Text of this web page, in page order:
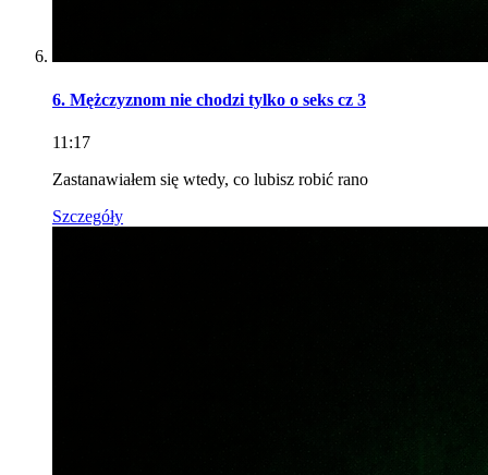
6. Mężczyznom nie chodzi tylko o seks cz 3
11:17
Zastanawiałem się wtedy, co lubisz robić rano
Szczegóły